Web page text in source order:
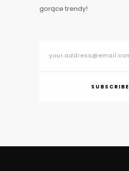
gorące trendy!
SUBSCRIBE